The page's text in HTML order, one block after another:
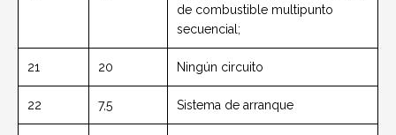
de combustible multipunto
secuencial;
21 20 Ningún circuito
22 7,5 Sistema de arranque